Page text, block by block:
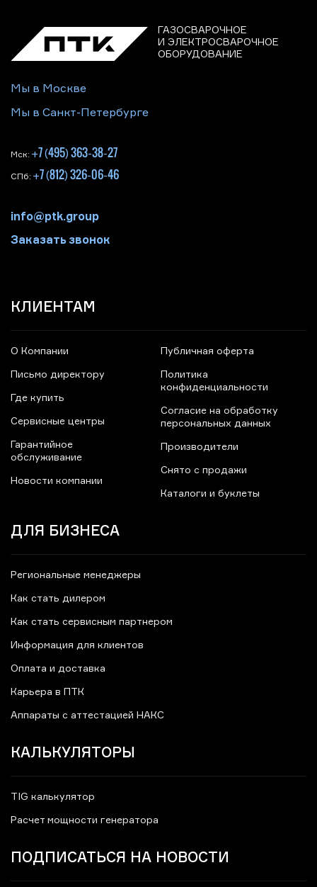
ГАЗОСВАРОЧНОЕ
И ЭЛЕКТРОСВАРОЧНОЕ
ОБОРУДОВАНИЕ
Мы в Москве
Мы в Санкт-Петербурге
Мск: +7 (495) 363-38-27
СПб: +7 (812) 326-06-46
info@ptk.group
Заказать звонок
КЛИЕНТАМ
О Компании
Письмо директору
Где купить
Сервисные центры
Гарантийное
обслуживание
Новости компании
Публичная оферта
Политика
конфиденциальности
Согласие на обработку
персональных данных
Производители
Снято с продажи
Каталоги и буклеты
ДЛЯ БИЗНЕСА
Региональные менеджеры
Как стать дилером
Как стать сервисным партнером
Информация для клиентов
Оплата и доставка
Карьера в ПТК
Аппараты с аттестацией НАКС
КАЛЬКУЛЯТОРЫ
TIG калькулятор
Расчет мощности генератора
ПОДПИСАТЬСЯ НА НОВОСТИ